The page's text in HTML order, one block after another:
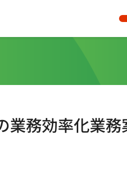
業務効率化業務